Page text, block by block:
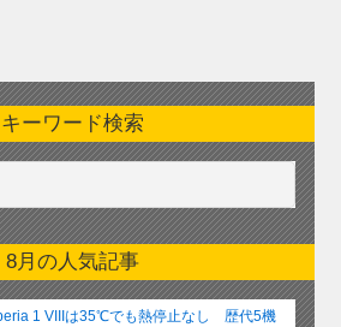
キーワード検索
8月の人気記事
1 VIIIは35℃でも熱停止なし 歴代5機